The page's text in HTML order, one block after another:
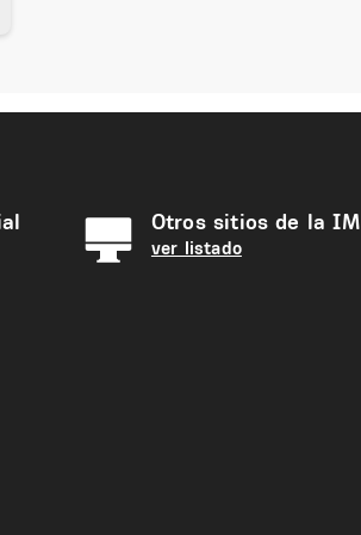
Otros sitios de la IM
ver listado